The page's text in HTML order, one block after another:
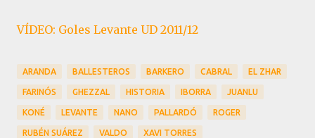
VÍDEO: Goles Levante UD 2011/12
ARANDA BALLESTEROS BARKERO CABRAL EL ZHAR
FARINÓS GHEZZAL HISTORIA IBORRA JUANLU
KONÉ LEVANTE NANO PALLARDÓ ROGER
RUBÉN SUÁREZ VALDO XAVI TORRES